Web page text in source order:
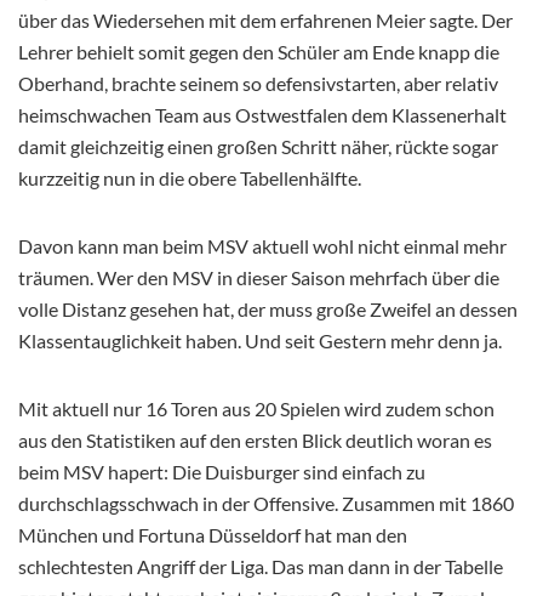
über das Wiedersehen mit dem erfahrenen Meier sagte. Der
Lehrer behielt somit gegen den Schüler am Ende knapp die
Oberhand, brachte seinem so defensivstarten, aber relativ
heimschwachen Team aus Ostwestfalen dem Klassenerhalt
damit gleichzeitig einen großen Schritt näher, rückte sogar
kurzzeitig nun in die obere Tabellenhälfte.
Davon kann man beim MSV aktuell wohl nicht einmal mehr
träumen. Wer den MSV in dieser Saison mehrfach über die
volle Distanz gesehen hat, der muss große Zweifel an dessen
Klassentauglichkeit haben. Und seit Gestern mehr denn ja.
Mit aktuell nur 16 Toren aus 20 Spielen wird zudem schon
aus den Statistiken auf den ersten Blick deutlich woran es
beim MSV hapert: Die Duisburger sind einfach zu
durchschlagsschwach in der Offensive. Zusammen mit 1860
München und Fortuna Düsseldorf hat man den
schlechtesten Angriff der Liga. Das man dann in der Tabelle